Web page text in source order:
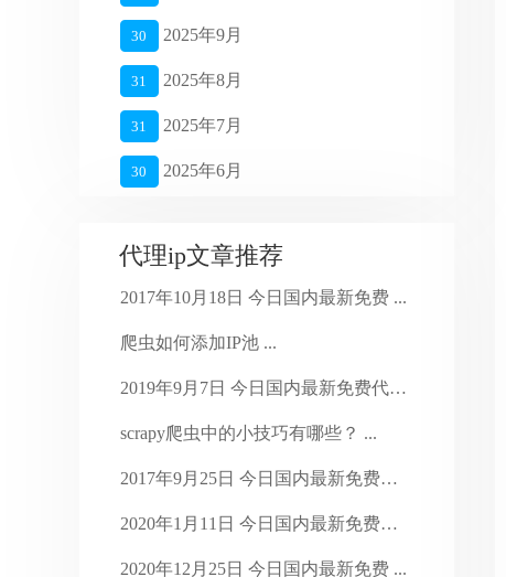
30 2025年9月
31 2025年8月
31 2025年7月
30 2025年6月
26 2025年4月
27 2025年3月
28 2025年2月
16 2025年1月
28 2024年4月
30 2024年3月
29 2024年2月
代理ip文章推荐
2017年10月18日 今日国内最新免费 ...
爬虫如何添加IP池 ...
2019年9月7日 今日国内最新免费代理 ...
scrapy爬虫中的小技巧有哪些？ ...
2017年9月25日 今日国内最新免费代 ...
2020年1月11日 今日国内最新免费代 ...
2020年12月25日 今日国内最新免费 ...